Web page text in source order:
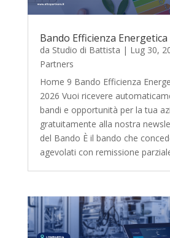
Bando Efficienza Energetica
da Studio di Battista | Lug 30,
Partners
Home 9 Bando Efficienza
2026 Vuoi ricevere
bandi e opportunità per la tua
gratuitamente alla nostra
del Bando È il bando che
agevolati con remissione